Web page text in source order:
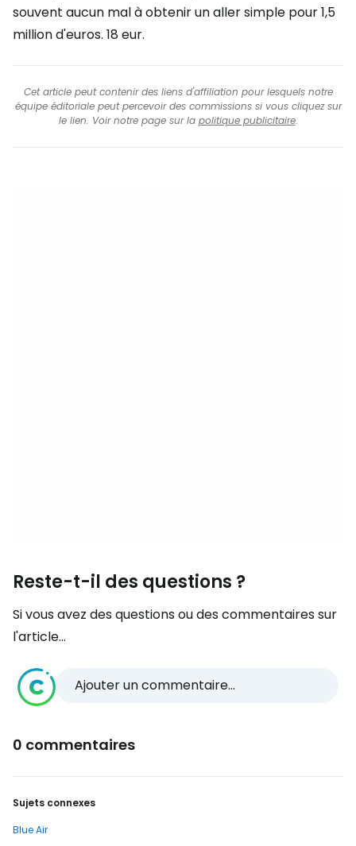
souvent aucun mal à obtenir un aller simple pour 1,5
million d'euros. 18 eur.
Cet article peut contenir des liens d'affiliation pour lesquels notre
équipe éditoriale peut percevoir des commissions si vous cliquez sur
le lien. Voir notre page sur la politique publicitaire.
Reste-t-il des questions ?
Si vous avez des questions ou des commentaires sur
l'article...
Ajouter un commentaire...
0 commentaires
Sujets connexes
Blue Air